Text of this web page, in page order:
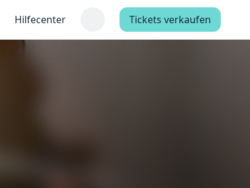
Hilfecenter Tickets verkaufen